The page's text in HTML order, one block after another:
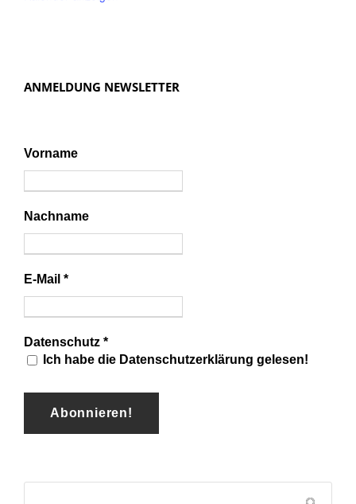
ANMELDUNG NEWSLETTER
Vorname
Nachname
E-Mail *
Datenschutz *
Ich habe die Datenschutzerklärung gelesen!